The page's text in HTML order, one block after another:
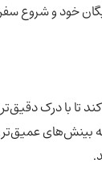
خود و شروع
تا با درک
بینش‌های